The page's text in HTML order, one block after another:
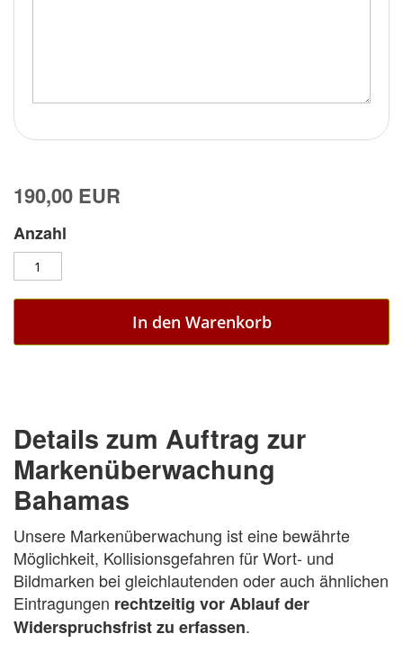
190,00 EUR
Anzahl
In den Warenkorb
Details zum Auftrag zur
Markenüberwachung
Bahamas
Unsere Markenüberwachung ist eine bewährte
Möglichkeit, Kollisionsgefahren für Wort- und
Bildmarken bei gleichlautenden oder auch ähnlichen
Eintragungen rechtzeitig vor Ablauf der
Widerspruchsfrist zu erfassen.